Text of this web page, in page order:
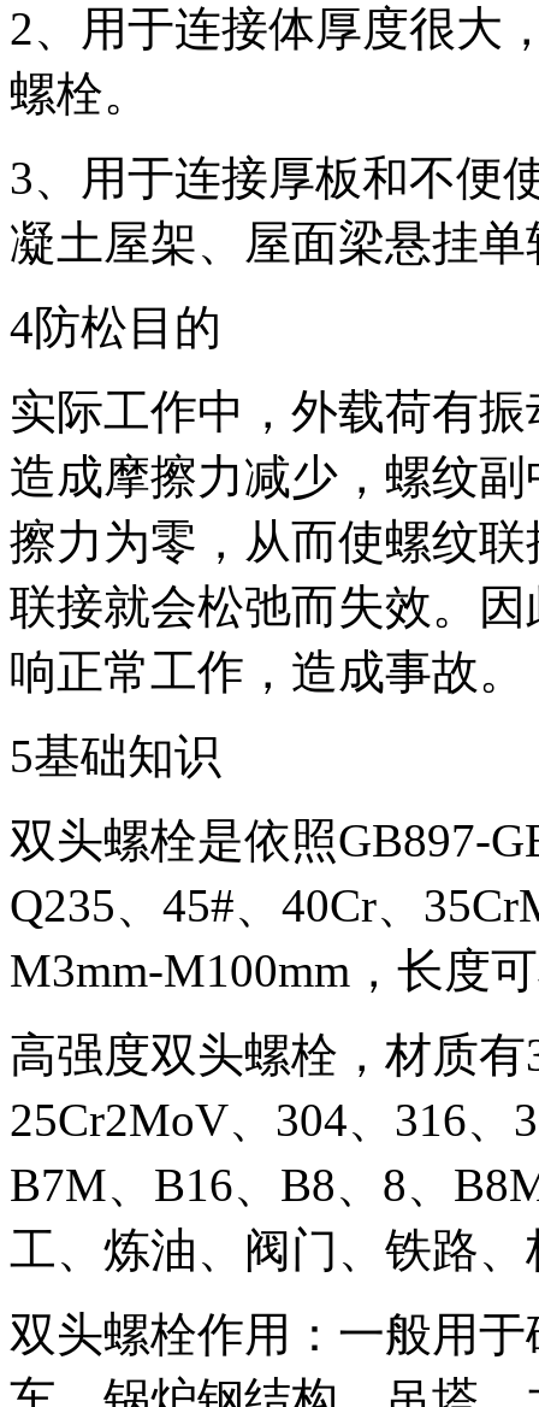
2、用于连接体厚度很大
螺栓。
3、用于连接厚板和不便
凝土屋架、屋面梁悬挂
4防松目的
实际工作中，外载荷有
造成摩擦力减少，螺纹
擦力为零，从而使螺纹
联接就会松弛而失效。
响正常工作，造成事故。
5基础知识
双头螺栓是依照GB897-
Q235、45#、40Cr、
M3mm-M100mm，长度
高强度双头螺栓，材质
25Cr2MoV、304、316
B7M、B16、B8、8、
工、炼油、阀门、铁路
双头螺栓作用：一般用